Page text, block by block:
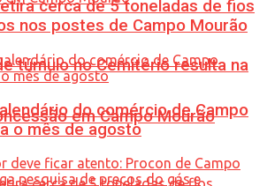
túmulo no Cemitério resulta na
em Campo Mourão
cerca de 5 toneladas de fios
nos postes de Campo Mourão
do comércio de Campo
o mês de agosto